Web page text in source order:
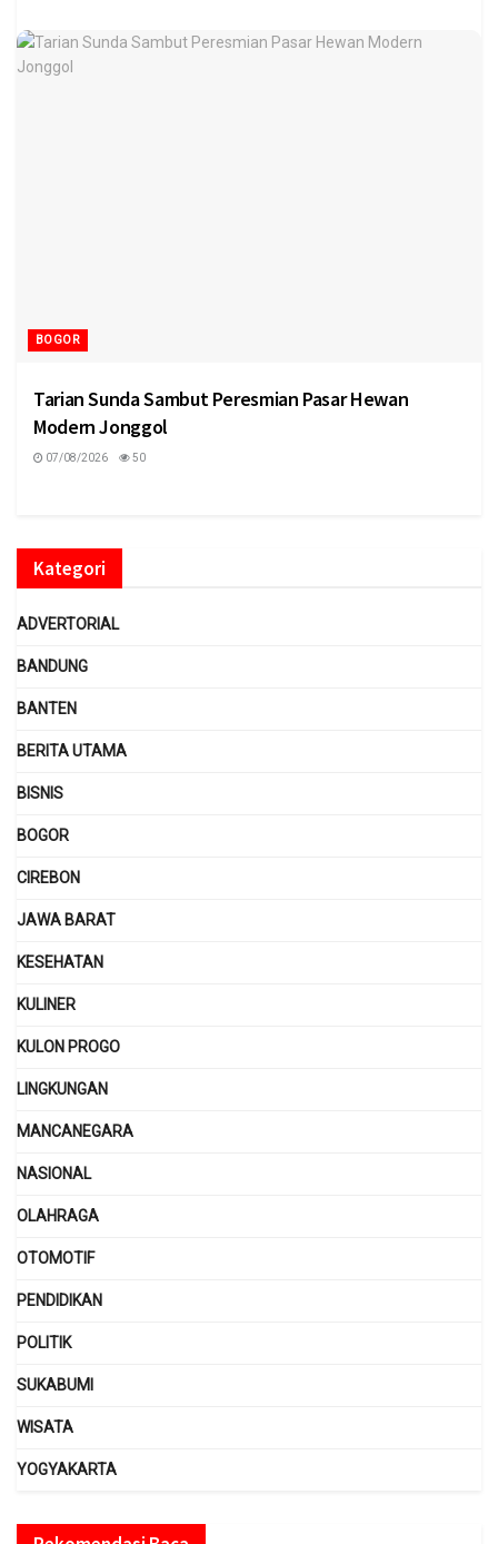
BOGOR
Tarian Sunda Sambut Peresmian Pasar Hewan
Modern Jonggol
07/08/2026 50
Kategori
ADVERTORIAL
BANDUNG
BANTEN
BERITA UTAMA
BISNIS
BOGOR
CIREBON
JAWA BARAT
KESEHATAN
KULINER
KULON PROGO
LINGKUNGAN
MANCANEGARA
NASIONAL
OLAHRAGA
OTOMOTIF
PENDIDIKAN
POLITIK
SUKABUMI
WISATA
YOGYAKARTA